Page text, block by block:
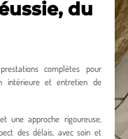
du
complètes pour
intérieure et entretien de
une approche rigoureuse,
des délais, avec soin et